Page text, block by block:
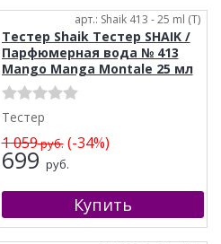
арт.: Shaik 413 - 25 ml (T)
Тестер Shaik Тестер SHAIK /
Парфюмерная вода № 413
Mango Manga Montale 25 мл
Тестер
1 059руб.(-34%)
699 руб.